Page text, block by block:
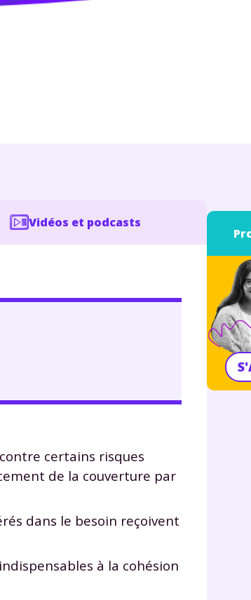
Vidéos et podcasts
certains risques
de la couverture par
dans le besoin reçoivent
à la cohésion